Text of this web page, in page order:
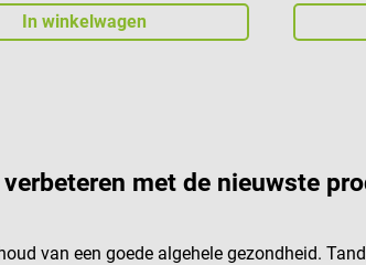
Verbetert de mondhygiëne
ziektekiemen Steriel verpakt
ml) 1 patiëntenetiket
In winkelwagen
met de nieuwste
van een goede algehele gezondheid.